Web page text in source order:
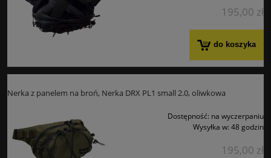
195,00 zł
do koszyka
Nerka z panelem na broń, Nerka DRX PL1 small 2.0, oliwkowa
Dostępność: na wyczerpaniu
Wysyłka w: 48 godzin
195,00 zł